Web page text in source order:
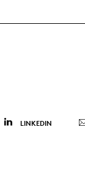
LINKEDIN